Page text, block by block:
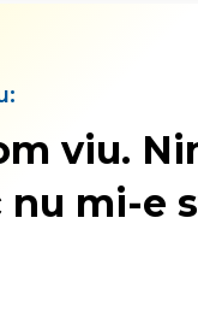
viu.
nu mi-e